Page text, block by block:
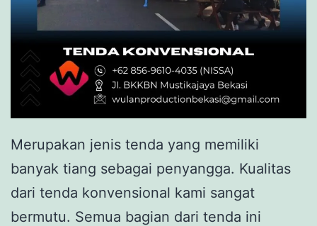
Merupakan jenis tenda yang memiliki
banyak tiang sebagai penyangga. Kualitas
dari tenda konvensional kami sangat
bermutu. Semua bagian dari tenda ini